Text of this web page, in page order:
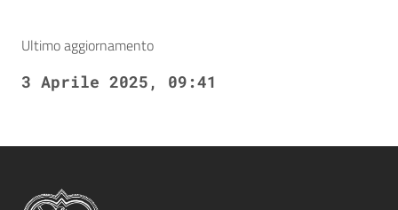
Ultimo aggiornamento
3 Aprile 2025, 09:41